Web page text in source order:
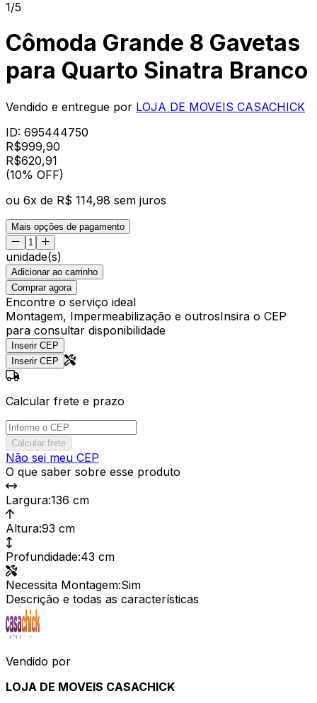
1/5
Cômoda Grande 8 Gavetas
para Quarto Sinatra Branco
Vendido e entregue por LOJA DE MOVEIS CASACHICK
ID: 695444750
R$999,90
R$620,91
(10% OFF)
ou 6x de R$ 114,98 sem juros
Mais opções de pagamento
unidade(s)
Adicionar ao carrinho
Comprar agora
Encontre o serviço ideal
Montagem, Impermeabilização e outrosInsira o CEP
para consultar disponibilidade
Inserir CEP
Inserir CEP
Calcular frete e prazo
Calcular frete
Não sei meu CEP
O que saber sobre esse produto
Largura:136 cm
Altura:93 cm
Profundidade:43 cm
Necessita Montagem:Sim
Descrição e todas as características
Vendido por
LOJA DE MOVEIS CASACHICK